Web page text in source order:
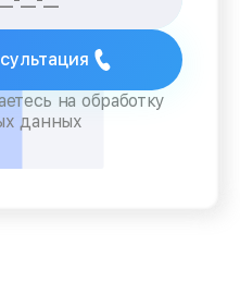
на обработку
данных